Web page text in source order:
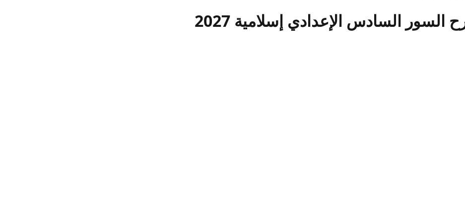
السادس الإعدادي إسلامية 2027